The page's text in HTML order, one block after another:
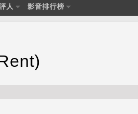
人 影音排行榜